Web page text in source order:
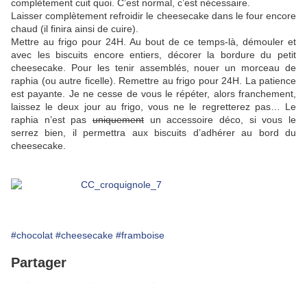
complètement cuit quoi. C’est normal, c’est nécessaire.
Laisser complètement refroidir le cheesecake dans le four encore
chaud (il finira ainsi de cuire).
Mettre au frigo pour 24H. Au bout de ce temps-là, démouler et
avec les biscuits encore entiers, décorer la bordure du petit
cheesecake. Pour les tenir assemblés, nouer un morceau de
raphia (ou autre ficelle). Remettre au frigo pour 24H. La patience
est payante. Je ne cesse de vous le répéter, alors franchement,
laissez le deux jour au frigo, vous ne le regretterez pas… Le
raphia n’est pas uniquement un accessoire déco, si vous le
serrez bien, il permettra aux biscuits d’adhérer au bord du
cheesecake
#chocolat #cheesecake #framboise
Partager